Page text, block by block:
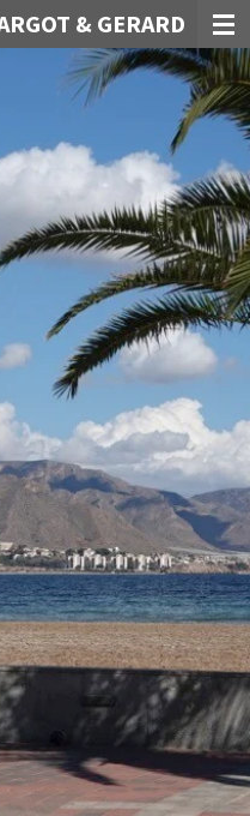
& GERARD